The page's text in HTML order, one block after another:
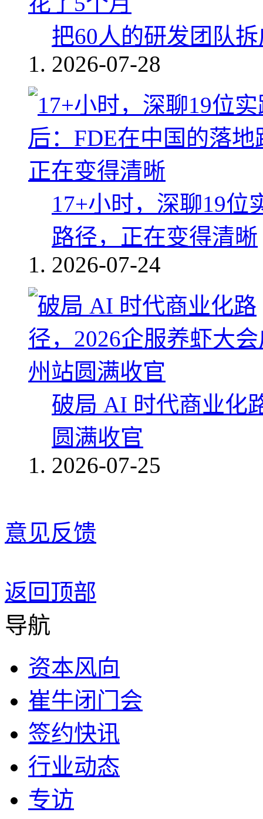
把60人的研发团队
2026-07-28
17+小时，深聊19位
路径，正在变得清晰
2026-07-24
破局 AI 时代商业化
圆满收官
2026-07-25
意见反馈
返回顶部
导航
资本风向
崔牛闭门会
签约快讯
行业动态
专访